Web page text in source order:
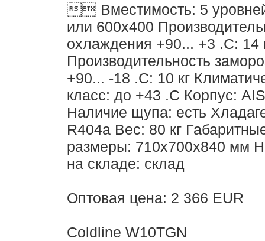
 Вместимость: 5
или 600х400
охлаждения +90... +3 .С: 14
Производительность
+90... -18 .С: 10 кг
класс: до +43 .С Корпус:
Наличие щупа: есть
R404a Вес: 80 кг
размеры: 710х700х840 мм
на складе: склад
Оптовая цена: 2 366 EUR
Coldline W10TGN